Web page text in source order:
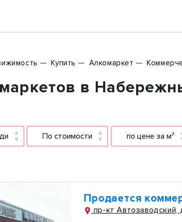
Купить Алкомаркет
в
По стоимости по цене за м²
Продается
пр-кт Автозаводский,